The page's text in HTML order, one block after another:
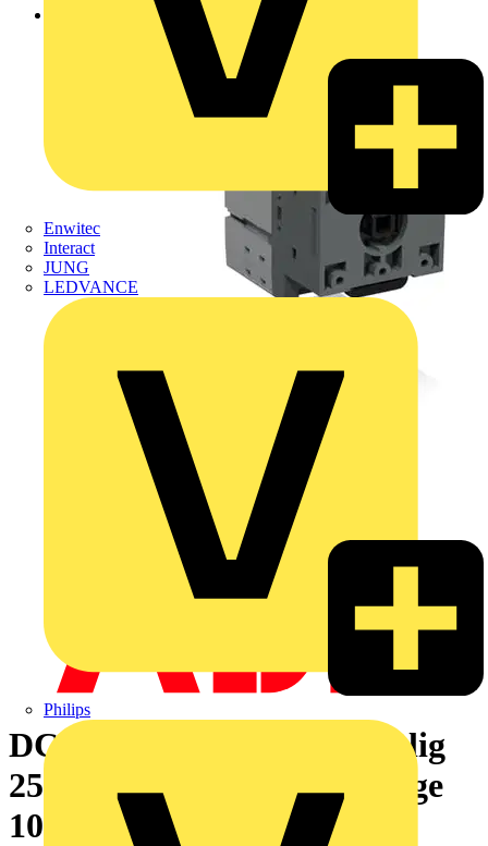
Enwitec
Interact
JUNG
LEDVANCE
Philips
Zurück zu Produkte
DC-Lasttrennschalter 3-polig
25 A, ohne Griff Türmontage
1000 V DC